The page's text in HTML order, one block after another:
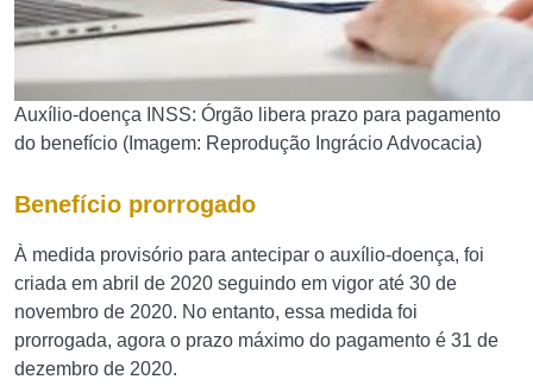
Auxílio-doença INSS: Órgão libera prazo para pagamento
do benefício (Imagem: Reprodução Ingrácio Advocacia)
Benefício prorrogado
À medida provisório para antecipar o auxílio-doença, foi
criada em abril de 2020 seguindo em vigor até 30 de
novembro de 2020. No entanto, essa medida foi
prorrogada, agora o prazo máximo do pagamento é 31 de
dezembro de 2020.